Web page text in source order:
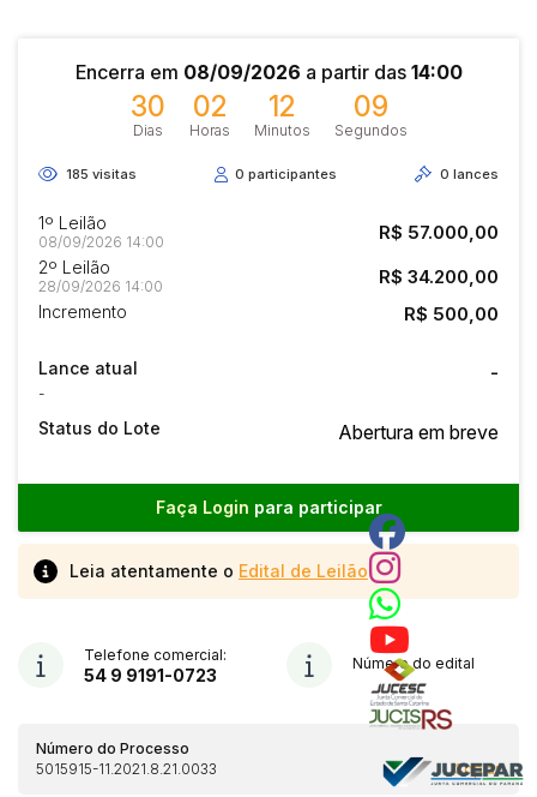
Encerra em 08/09/2026 a partir das 14:00
30
Dias
02
Horas
12
Minutos
09
Segundos
185 visitas 0participantes 0 lances
1º Leilão
08/09/2026 14:00 R$ 57.000,00
2º Leilão
28/09/2026 14:00 R$ 34.200,00
Incremento R$ 500,00
Lance atual
-
-
Status do Lote Abertura em breve
Faça Login para participar
Leia atentamente o Edital de Leilão
Telefone comercial:
54 9 9191-0723
Número do edital
Número do Processo
5015915-11.2021.8.21.0033
Copiar